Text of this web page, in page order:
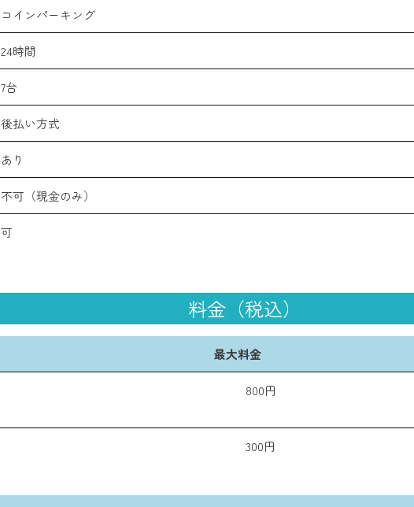
コインパーキング
24時間
7台
後払い方式
あり
不可（現金のみ）
可
料金（税込）
最大料金
800円
300円